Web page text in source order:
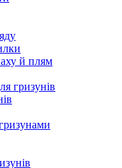
й плям
гризунів